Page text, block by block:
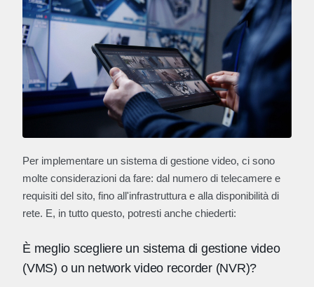
Per implementare un sistema di gestione video, ci sono
molte considerazioni da fare: dal numero di telecamere e
requisiti del sito, fino all'infrastruttura e alla disponibilità di
rete. E, in tutto questo, potresti anche chiederti:
È meglio scegliere un sistema di gestione video
(VMS) o un network video recorder (NVR)?